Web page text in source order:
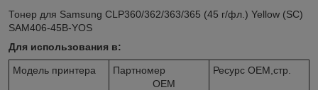
Тонер для Samsung CLP360/362/363/365 (45 г/фл.) Yellow (SC)
SAM406-45B-YOS
Для использования в:
Модель принтера
Партномер
OEM
Ресурс OEM,стр.